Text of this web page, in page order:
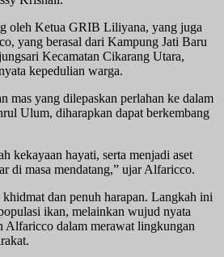
oleh Ketua GRIB Liliyana, yang juga
yang berasal dari Kampung Jati Baru
Kecamatan Cikarang Utara,
kepedulian warga.
mas yang dilepaskan perlahan ke dalam
Ulum, diharapkan dapat berkembang
kekayaan hayati, serta menjadi aset
di masa mendatang,” ujar Alfaricco.
khidmat dan penuh harapan. Langkah ini
ikan, melainkan wujud nyata
Alfaricco dalam merawat lingkungan